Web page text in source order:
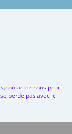
nous pour
perde pas avec le